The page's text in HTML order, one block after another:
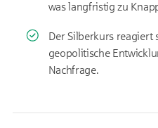
was langfristig zu
Der Silberkurs reagiert
geopolitische
Nachfrage.